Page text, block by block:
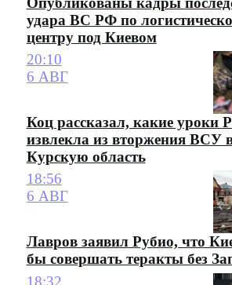
удара ВС РФ по
центру под Киевом
20:10
6 АВГ
Коц рассказал, какие уроки
извлекла из вторжения ВСУ
Курскую область
18:56
6 АВГ
Лавров заявил Рубио, что
бы совершать теракты без
18:32